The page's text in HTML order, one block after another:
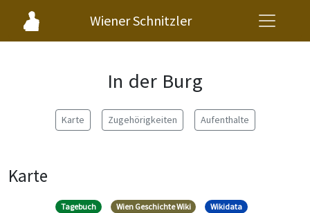
Wiener Schnitzler
In der Burg
Karte Zugehörigkeiten Aufenthalte
Karte
Tagebuch Wien Geschichte Wiki
Wikidata